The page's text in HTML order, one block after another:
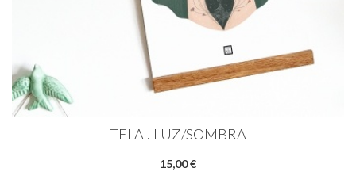
TELA . LUZ/SOMBRA
15,00 €